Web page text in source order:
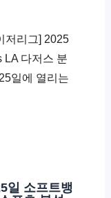
저리그] 2025
LA 다저스 분
일에 열리는
일 소프트뱅